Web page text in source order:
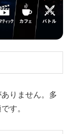
りません。多
す。